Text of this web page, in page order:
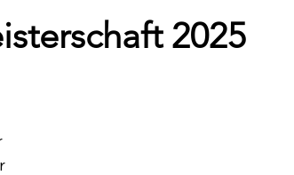
2025